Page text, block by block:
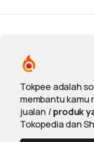
Tokpee adalah
membantu kamu
jualan / produk
Tokopedia dan